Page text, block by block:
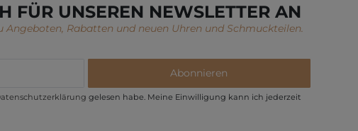
FÜR UNSEREN NEWSLETTER AN
Angeboten, Rabatten und neuen Uhren und Schmuckteilen.
Abonnieren
gelesen habe. Meine Einwilligung kann ich jederzeit